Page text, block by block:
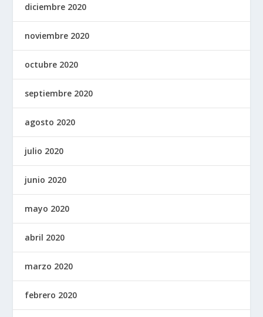
diciembre 2020
noviembre 2020
octubre 2020
septiembre 2020
agosto 2020
julio 2020
junio 2020
mayo 2020
abril 2020
marzo 2020
febrero 2020